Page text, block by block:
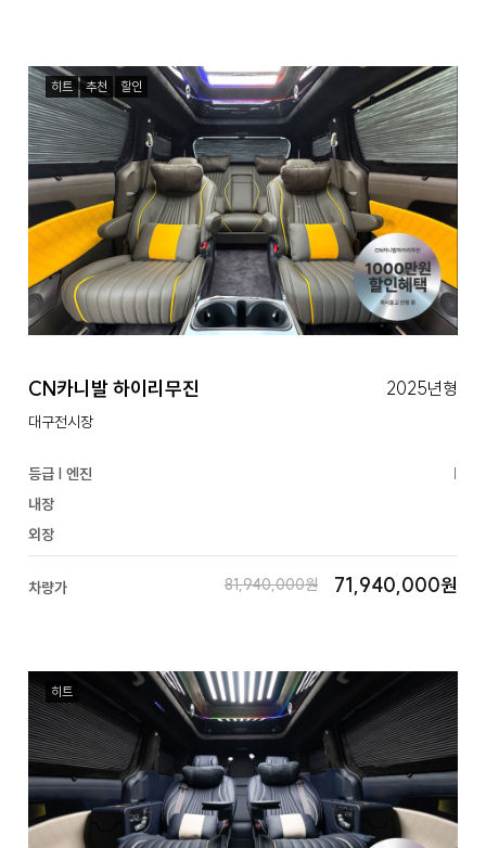
히트 추천 할인
CN카니발 하이리무진 2025년형
대구전시장
등급 | 엔진
|
내장
외장
차량가 81,940,000원 71,940,000원
히트